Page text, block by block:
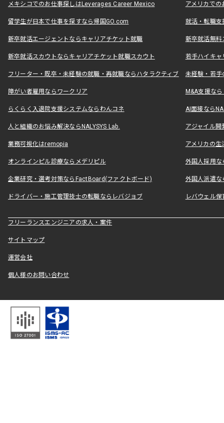
メキシコでのお仕事探しはLeverages Career Mexico アメリカで
留学生が日本で仕事を探すなら帰国GO.com 就活・転職
新卒就活エージェントならキャリアチケット就職 新卒就活無料
新卒就活スカウトならキャリアチケット就職スカウト 若手ハイキ
フリーター・既卒・未経験の就職・再就職ならハタラクティブ 未経験・若手
障がい者雇用ならワークリア M&A支援な
らくらく入退院支援システムならわんコネ AI面接なら
人と組織のお悩み解決ならNALYSYS Lab. アジャイル
業務可視化はremopia アメリカの
オンラインピル診療ならメデリピル 外国人採用
企業研究・選考対策ならFactBoard(ファクトボード) 外国人派遣な
ドライバー・施工管理技士の転職ならレバジョブ レバウェル
フリーランスエンジニアの求人・案件
サイトマップ
運営会社
個人様のお問い合わせ